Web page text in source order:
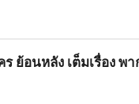
ย้อนหลัง เต็มเรื่อง พ